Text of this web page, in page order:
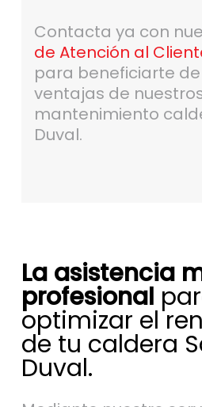
Contacta ya con
de Atención al
para beneficiarte
ventajas de
mantenimiento
Duval.
La asistencia
profesional
optimizar el
de tu caldera
Duval.